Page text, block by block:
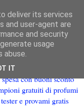
con buoni sconto
gratuiti di profumi
e provami gratis
deliver its services
and user-agent are
and security
usage
abuse.
IT